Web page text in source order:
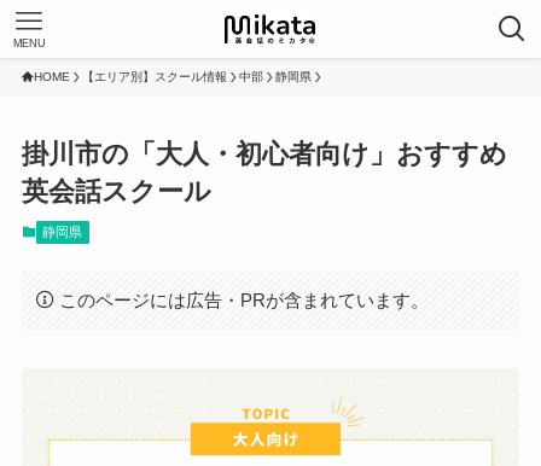
MENU
HOME 【エリア別】スクール情報 中部 静岡県
掛川市の「大人・初心者向け」おすすめ
英会話スクール
静岡県
このページには広告・PRが含まれています。